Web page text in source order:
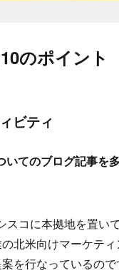
のポイント
ビティ
てのブログ記事を
コに本拠地を置い
北米向けマーケテ
を行なっているの